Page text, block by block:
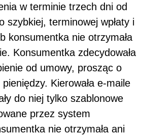
w terminie trzech dni od
szybkiej, terminowej wpłaty i
konsumentka nie otrzymała
Konsumentka zdecydowała
od umowy, prosząc o
Kierowała e-maile
do niej tylko szablonowe
przez system
nie otrzymała ani